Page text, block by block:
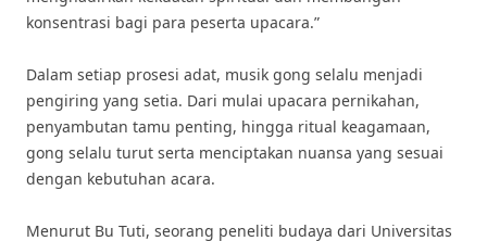
konsentrasi bagi para peserta upacara.”
Dalam setiap prosesi adat, musik gong selalu menjadi
pengiring yang setia. Dari mulai upacara pernikahan,
penyambutan tamu penting, hingga ritual keagamaan,
gong selalu turut serta menciptakan nuansa yang sesuai
dengan kebutuhan acara.
Menurut Bu Tuti, seorang peneliti budaya dari Universitas